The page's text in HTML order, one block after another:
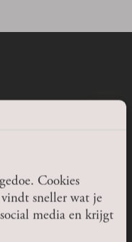
Cookies
sneller wat je
media en krijgt